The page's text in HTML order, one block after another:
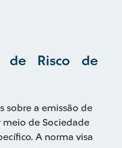
de Risco de
sobre a emissão de
meio de Sociedade
A norma visa